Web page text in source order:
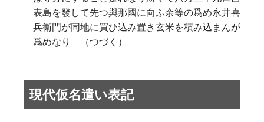
表島を發して先つ與那國に向ふ余等の爲め永井喜
兵衛門が同地に買ひ込み置き玄米を積み込まんが
爲めなり （つづく）
現代仮名遣い表記